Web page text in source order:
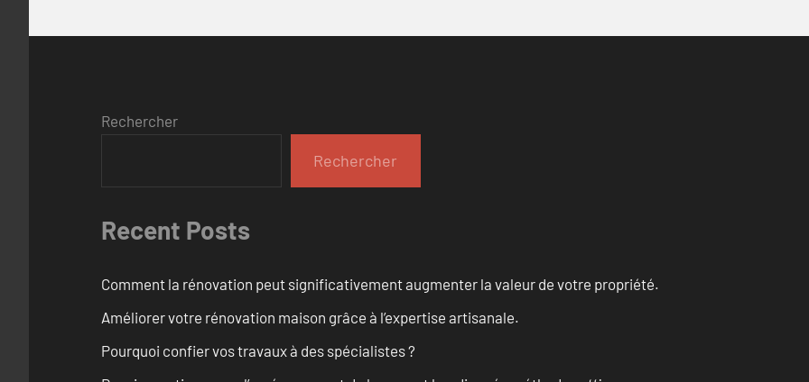
Rechercher
Rechercher
Recent Posts
Comment la rénovation peut significativement augmenter la valeur de votre propriété.
Améliorer votre rénovation maison grâce à l’expertise artisanale.
Pourquoi confier vos travaux à des spécialistes ?